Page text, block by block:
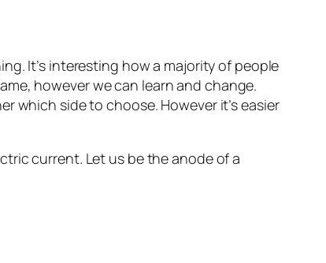
It’s interesting how a majority of people
however we can learn and change.
which side to choose. However it’s easier
current. Let us be the anode of a